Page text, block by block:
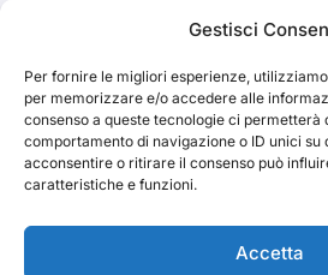
Gestisci
Per fornire le migliori esperienze,
per memorizzare e/o accedere alle
consenso a queste tecnologie ci permetterà
comportamento di navigazione o ID unici su
acconsentire o ritirare il consenso può
caratteristiche e funzioni.
Accetta
TRAKS